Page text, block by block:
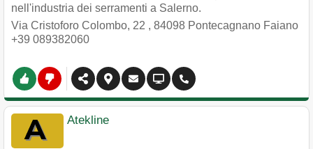
nell'industria dei serramenti a Salerno.
Via Cristoforo Colombo, 22 , 84098 Pontecagnano Faiano
+39 089382060
Atekline